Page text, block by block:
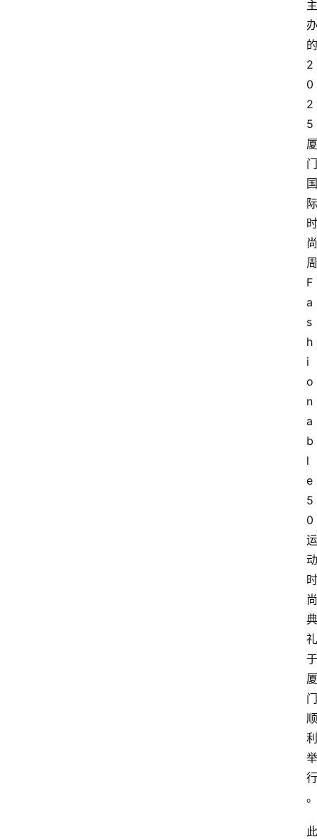
主
办
的
2
0
2
5
厦
门
国
际
时
尚
周
F
a
s
h
i
o
n
a
b
l
e
5
0
运
动
时
尚
典
礼
于
厦
门
顺
利
举
行
。
此